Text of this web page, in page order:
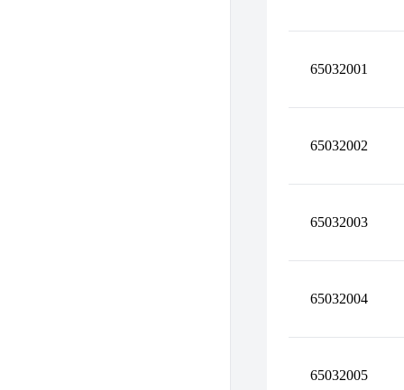
65032001
65032002
65032003
65032004
65032005